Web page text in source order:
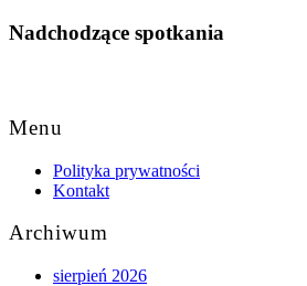
Nadchodzące spotkania
Top
Menu
Polityka prywatności
Kontakt
Archiwum
sierpień 2026